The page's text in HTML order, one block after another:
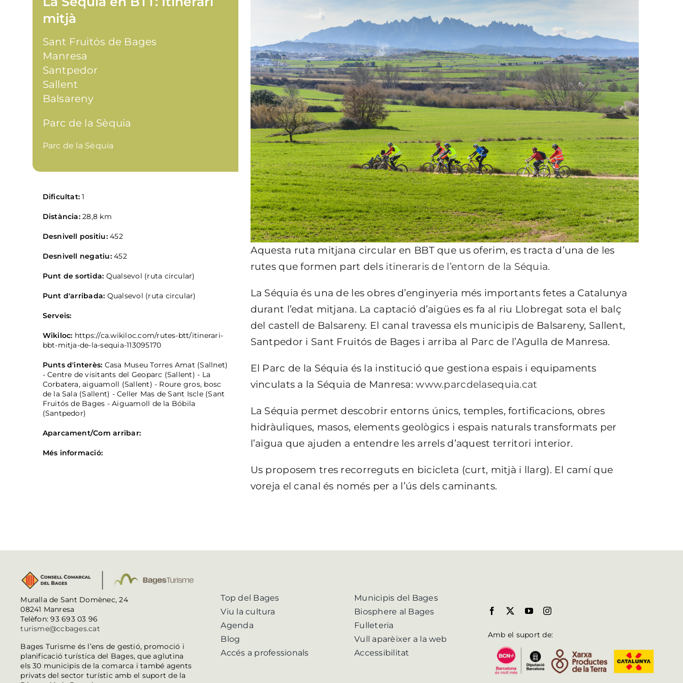
mitjà
Sant Fruitós de Bages
Manresa
Santpedor
Sallent
Balsareny
Parc de la Sèquia
Parc de la Sëquia
Dificultat:1
Distància:28,8 km
Desnivell positiu:452
Desnivell negatiu:452
Punt de sortida: Qualsevol (ruta circular)
Punt d'arribada: Qualsevol (ruta circular)
Serveis:
Wikiloc: https://ca.wikiloc.com/rutes-btt/itinerari-
bbt-mitja-de-la-sequia-113095170
Punts d'interès: Casa Museu Torres Amat (Sallnet)
- Centre de visitants del Geoparc (Sallent) - La
Corbatera, aiguamoll (Sallent) - Roure gros, bosc
de la Sala (Sallent) - Celler Mas de Sant Iscle (Sant
Fruitós de Bages - Aiguamoll de la Bóbila
(Santpedor)
Aparcament/Com arribar:
Més informació:
Aquesta ruta mitjana circular en BBT que us oferim, es tracta d’una de les
rutes que formen part dels itineraris de l’entorn de la Séquia.
La Séquia és una de les obres d’enginyeria més importants fetes a Catalunya
durant l’edat mitjana. La captació d’aigües es fa al riu Llobregat sota el balç
del castell de Balsareny. El canal travessa els municipis de Balsareny, Sallent,
Santpedor i Sant Fruitós de Bages i arriba al Parc de l’Agulla de Manresa.
El Parc de la Séquia és la institució que gestiona espais i equipaments
vinculats a la Séquia de Manresa:www.parcdelasequia.cat
La Séquia permet descobrir entorns únics, temples, fortificacions, obres
hidràuliques, masos, elements geològics i espais naturals transformats per
l’aigua que ajuden a entendre les arrels d’aquest territori interior.
Us proposem tres recorreguts en bicicleta (curt, mitjà i llarg). El camí que
voreja el canal és només per a l’ús dels caminants.
Muralla de Sant Domènec, 24
08241 Manresa
Telèfon: 93 693 03 96
turisme@ccbages.cat
Bages Turisme és l’ens de gestió, promoció i
planificació turística del Bages, que aglutina
els 30 municipis de la comarca i també agents
privats del sector turístic amb el suport de la
Top del Bages
Viu la cultura
Agenda
Blog
Accés a professionals
Municipis del Bages
Biosphere al Bages
Fulleteria
Vull aparèixer a la web
Accessibilitat
Amb el suport de: